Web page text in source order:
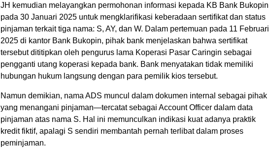
JH kemudian melayangkan permohonan informasi kepada KB Bank Bukopin
pada 30 Januari 2025 untuk mengklarifikasi keberadaan sertifikat dan status
pinjaman terkait tiga nama: S, AY, dan W. Dalam pertemuan pada 11 Februari
2025 di kantor Bank Bukopin, pihak bank menjelaskan bahwa sertifikat
tersebut dititipkan oleh pengurus lama Koperasi Pasar Caringin sebagai
pengganti utang koperasi kepada bank. Bank menyatakan tidak memiliki
hubungan hukum langsung dengan para pemilik kios tersebut.
Namun demikian, nama ADS muncul dalam dokumen internal sebagai pihak
yang menangani pinjaman—tercatat sebagai Account Officer dalam data
pinjaman atas nama S. Hal ini memunculkan indikasi kuat adanya praktik
kredit fiktif, apalagi S sendiri membantah pernah terlibat dalam proses
peminjaman.